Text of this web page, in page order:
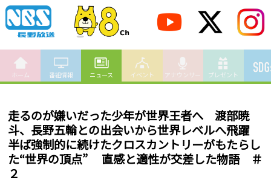
ホーム 番組情報 ニュース イベント アナウンサー プレゼント
走るのが嫌いだった少年が世界王者へ 渡部暁
斗、長野五輪との出会いから世界レベルへ飛躍
半ば強制的に続けたクロスカントリーがもたらし
た“世界の頂点” 直感と適性が交差した物語 ＃
２